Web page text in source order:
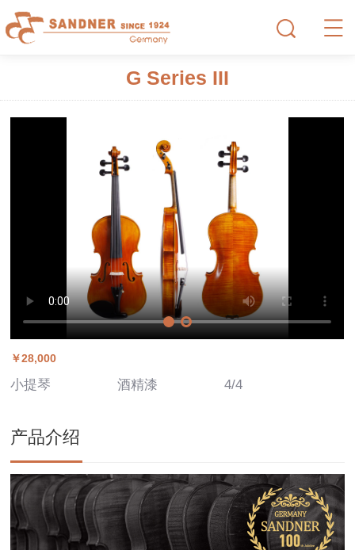
G Series III
￥28,000
小提琴 酒精漆 4/4
产品介绍